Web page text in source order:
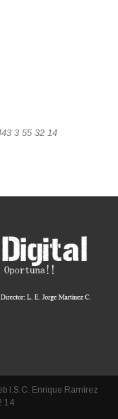
3 55 32 14
I.S.C. Enrique Ramírez
14